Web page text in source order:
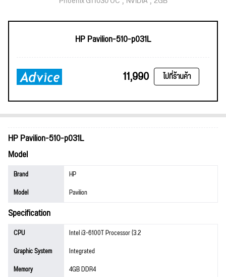
HP Pavilion-510-p031L
11,990 ไปที่ร้านค้า
HP Pavilion-510-p031L
Model
Brand
HP
Model
Pavilion
Specification
CPU
Intel i3-6100T Processor (3.2
Graphic System
Integrated
Memory
4GB DDR4